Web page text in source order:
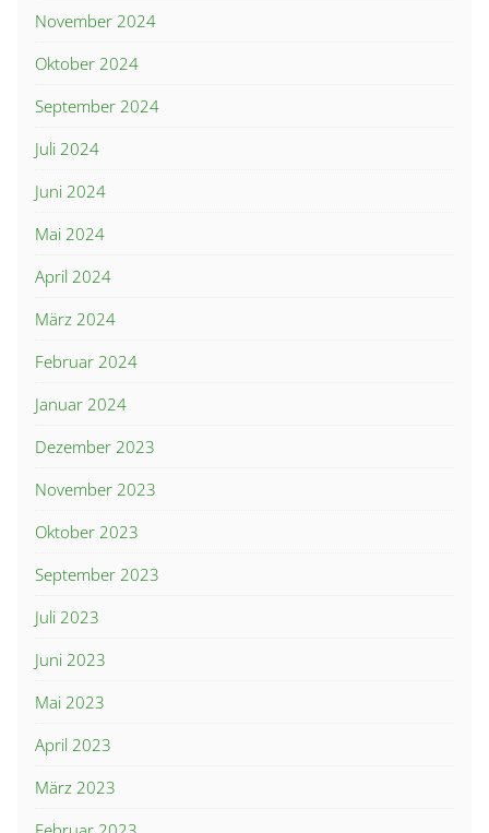
November 2024
Oktober 2024
September 2024
Juli 2024
Juni 2024
Mai 2024
April 2024
März 2024
Februar 2024
Januar 2024
Dezember 2023
November 2023
Oktober 2023
September 2023
Juli 2023
Juni 2023
Mai 2023
April 2023
März 2023